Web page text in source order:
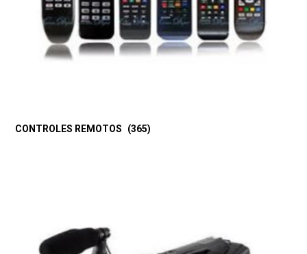
CONTROLES REMOTOS (365)